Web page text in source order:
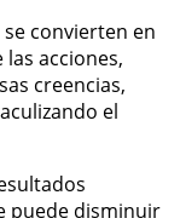
convierten en
acciones,
creencias,
el
puede disminuir